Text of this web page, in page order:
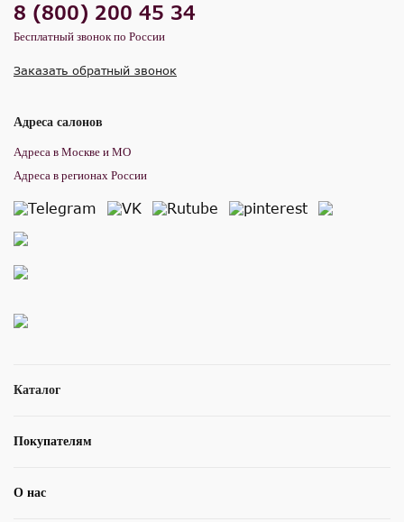
Каталог
Покупателям
О нас
8 (800) 200 45 34
Бесплатный звонок по России
Заказать обратный звонок
Адреса салонов
Адреса в Москве и МО
Адреса в регионах России